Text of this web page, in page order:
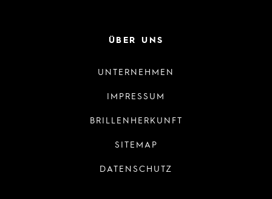
ÜBER UNS
UNTERNEHMEN
IMPRESSUM
BRILLENHERKUNFT
SITEMAP
DATENSCHUTZ